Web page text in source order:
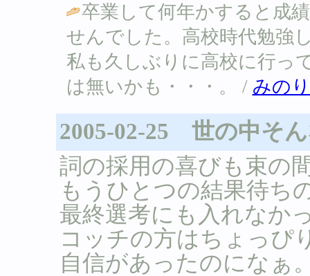
卒業して何年かすると成
せんでした。高校時代勉強
私も久しぶりに高校に行っ
は無いかも・・・。 / みの
2005-02-25 世の中そ
詞の採用の喜びも束の
もうひとつの結果待ち
最終選考にも入れなか
コッチの方はちょっぴ
自信があったのになぁ